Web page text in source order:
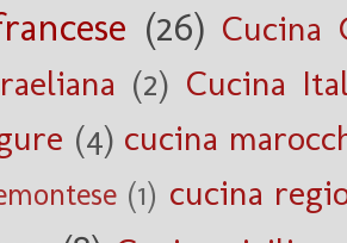
(26) Cucina
(2) Cucina
(4) cucina
(1) cucina